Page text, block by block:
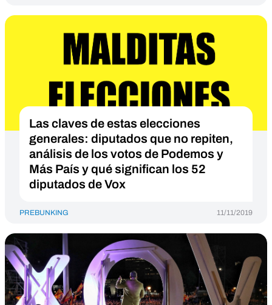
Las claves de estas elecciones
generales: diputados que no repiten,
análisis de los votos de Podemos y
Más País y qué significan los 52
diputados de Vox
PREBUNKING 11/11/2019